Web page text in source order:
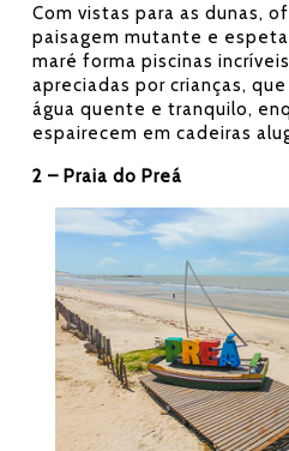
Com vistas para as dunas,
paisagem mutante e
maré forma piscinas
apreciadas por crianças,
água quente e tranquilo,
espairecem em cadeiras
2 – Praia do Preá